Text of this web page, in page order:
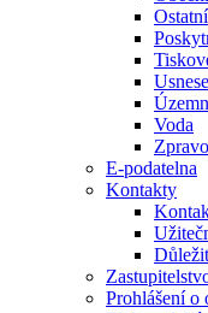
Ostatní
Voda
E-podatelna
Kontakty
Prohlášení o